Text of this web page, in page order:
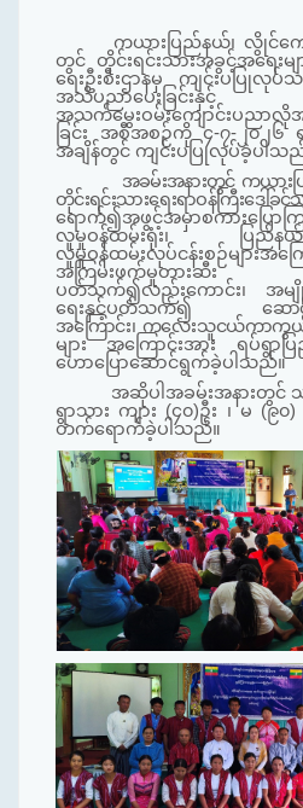
ကယားပြည်နယ်၊ လွိုင်ကေ
တွင် တိုင်းရင်းသားအခွင့်အရေးမ
ရေးဦးစီးဌာနမှ ကျင်းပပြုလုပ်
အသိပညာပေးခြင်းနှ
အသက်မွေးဝမ်းကျောင်းပညာ
ခြင်း အစီအစဉ်ကို ၄-၇-၂၀၂၆
အချိန်တွင် ကျင်းပပြုလုပ်ခဲ့ပါသ
အခမ်းအနားတွင် ကယား
တိုင်းရင်းသားရေးရာဝန်ကြီး
ရောက်၍အဖွင့်အမှာစကားပြောက
လူမှုဝန်ထမ်းရုံး၊ ပြည်နယ်ဦး
လူမှုဝန်ထမ်းလုပ်ငန်းစဉ်များအကြ
အကြမ်းဖက်မှုတားဆီ
ပတ်သက်၍လည်းကောင်း၊ အမျိုး
ရေးနှင့်ပတ်သက်၍ ဆော
အကြောင်း၊ ကလေးသူငယ်ကာကွယ်
များအကြောင်းအား ရပ်ရွာ
ဟောပြောဆောင်ရွက်ခဲ့ပါသည်။
အဆိုပါအခမ်းအနားတွင် သတ္
ရွာသား ကျား (၄၀)ဦး ၊ မ (၉၀)
တက်ရောက်ခဲ့ပါသည်။